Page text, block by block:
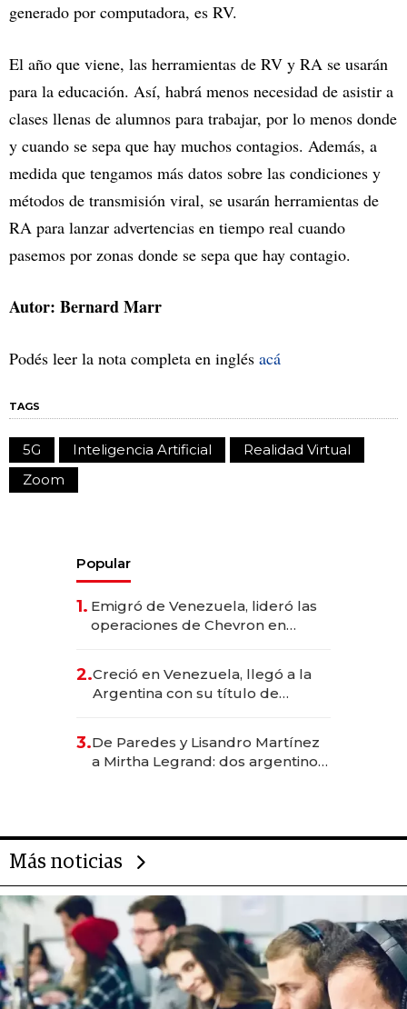
generado por computadora, es RV.
El año que viene, las herramientas de RV y RA se usarán
para la educación. Así, habrá menos necesidad de asistir a
clases llenas de alumnos para trabajar, por lo menos donde
y cuando se sepa que hay muchos contagios. Además, a
medida que tengamos más datos sobre las condiciones y
métodos de transmisión viral, se usarán herramientas de
RA para lanzar advertencias en tiempo real cuando
pasemos por zonas donde se sepa que hay contagio.
Autor: Bernard Marr
Podés leer la nota completa en inglés acá
TAGS
5G Inteligencia Artificial
Realidad Virtual
Zoom
Popular
1. Emigró de Venezuela, lideró las
operaciones de Chevron en
2.Creció en Venezuela, llegó a la
Argentina con su título de
las marcas "fast premium"
3.De Paredes y Lisandro Martínez
a Mirtha Legrand: dos argentinos
Más noticias